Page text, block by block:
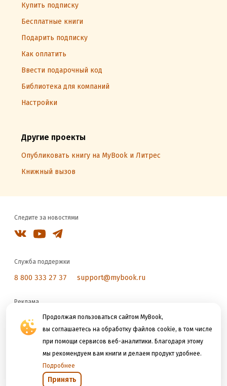
Продолжая пользоваться сайтом MyBook,
вы соглашаетесь на обработку файлов cookie, в том числе
при помощи сервисов веб-аналитики. Благодаря этому
мы рекомендуем вам книги и делаем продукт удобнее.
Подробнее
Принять
Купить подписку
Бесплатные книги
Подарить подписку
Как оплатить
Ввести подарочный код
Библиотека для компаний
Настройки
Другие проекты
Опубликовать книгу на MyBook и Литрес
Книжный вызов
Следите за новостями
Служба поддержки
8 800 333 27 37 support@mybook.ru
Реклама
reklama@litres.ru
Мы принимаем к оплате